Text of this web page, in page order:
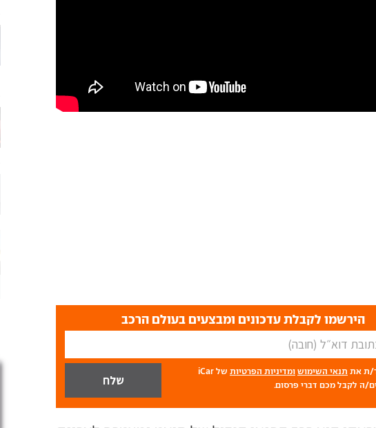
הירשמו לקבלת עדכונים ומבצעים בעולם הרכב
ת את תנאי השימוש ומדיניות הפרטיות
של iCar
ה לקבל מכם דברי פרסום.